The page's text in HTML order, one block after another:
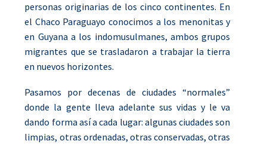
personas originarias de los cinco continentes. En
el Chaco Paraguayo conocimos a los menonitas y
en Guyana a los indomusulmanes, ambos grupos
migrantes que se trasladaron a trabajar la tierra
en nuevos horizontes.
Pasamos por decenas de ciudades “normales”
donde la gente lleva adelante sus vidas y le va
dando forma así a cada lugar: algunas ciudades son
limpias, otras ordenadas, otras conservadas, otras